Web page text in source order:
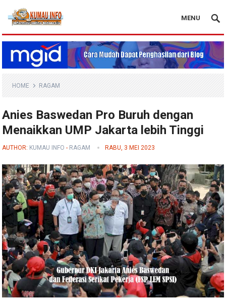
Blog Kumau Info
MENU
HOME RAGAM
Anies Baswedan Pro Buruh dengan
Menaikkan UMP Jakarta lebih Tinggi
AUTHOR: KUMAU INFO - RAGAM RABU, 3 MEI 2023